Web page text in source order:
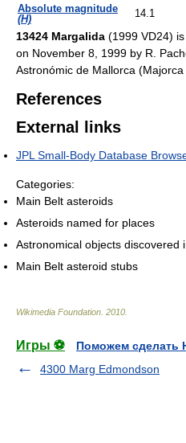
Absolute magnitude
(H)
14.1
13424 Margalida (1999 VD24) is
on November 8, 1999 by R.
Astronómic de Mallorca (Majorca
References
External links
JPL Small-Body Database
Categories:
Main Belt asteroids
Asteroids named for places
Astronomical objects discovered
Main Belt asteroid stubs
Wikimedia Foundation 2010
Игры ⚽
Поможем сделать
4300 Marg Edmondson